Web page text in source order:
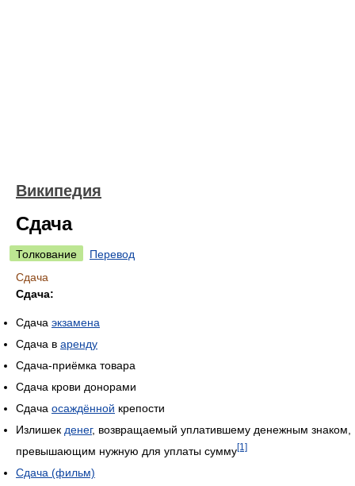
Википедия
Сдача
Толкование
Перевод
Сдача
Сдача:
Сдача экзамена
Сдача в аренду
Сдача-приёмка товара
Сдача крови донорами
Сдача осаждённой крепости
Излишек денег, возвращаемый уплатившему денежным знаком,
превышающим нужную для уплаты сумму[1]
Сдача (фильм)